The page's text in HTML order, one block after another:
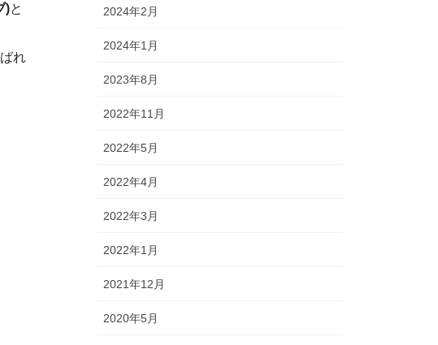
)と
れ
2024年2月
2024年1月
2023年8月
2022年11月
2022年5月
2022年4月
2022年3月
2022年1月
2021年12月
2020年5月